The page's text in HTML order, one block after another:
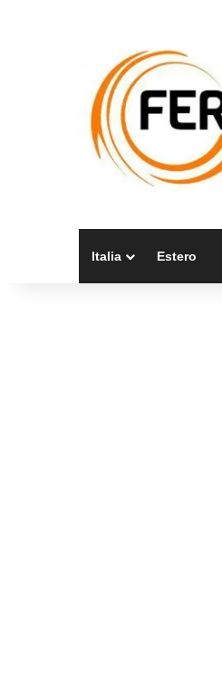
Italia Estero